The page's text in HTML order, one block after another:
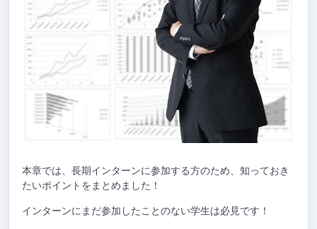
本章では、長期インターンに参加する方のため、知っておき
たいポイントをまとめました！
インターンにまだ参加したことのない学生は必見です！